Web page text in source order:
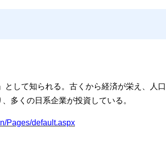
して知られる。古くから経済が栄え、人口
多くの日系企業が投資している。
Pages/default.aspx